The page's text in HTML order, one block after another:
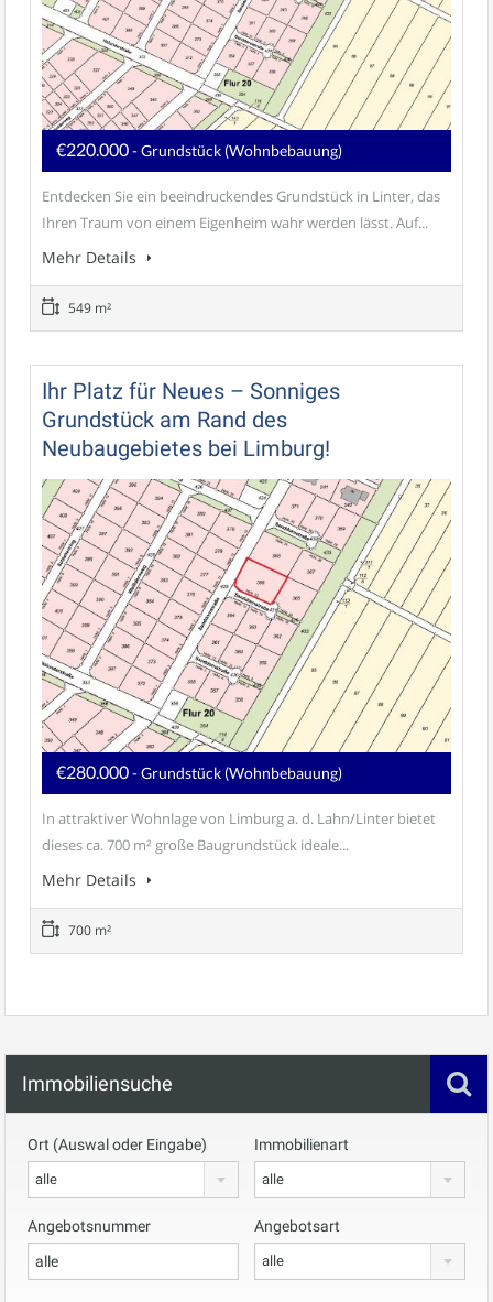
€220.000- Grundstück (Wohnbebauung)
Entdecken Sie ein beeindruckendes Grundstück in Linter, das
Ihren Traum von einem Eigenheim wahr werden lässt. Auf...
Mehr Details
549 m²
Ihr Platz für Neues – Sonniges
Grundstück am Rand des
Neubaugebietes bei Limburg!
€280.000- Grundstück (Wohnbebauung)
In attraktiver Wohnlage von Limburg a. d. Lahn/Linter bietet
dieses ca. 700 m² große Baugrundstück ideale...
Mehr Details
700 m²
Immobiliensuche
Ort (Auswal oder Eingabe)
alle
Immobilienart
alle
Angebotsnummer Angebotsart
alle